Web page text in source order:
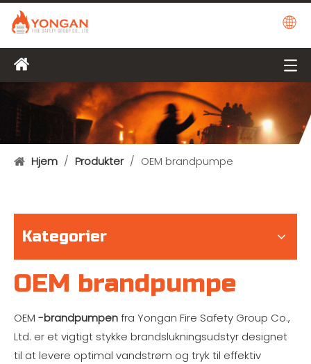
Hjem / Produkter / OEM brandpumpe
Kategorier
OEM brandpumpe
OEM -brandpumpenfra Yongan Fire Safety Group Co.,
Ltd. er et vigtigt stykke brandslukningsudstyr designet
til at levere optimal vandstrøm og tryk til effektiv